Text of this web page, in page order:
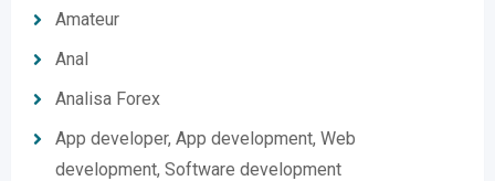
Amateur
Anal
Analisa Forex
App developer, App development, Web
development, Software development